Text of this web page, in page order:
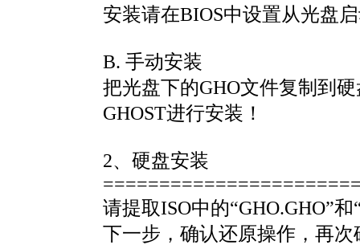
安装请在BIOS中设置从光盘
B. 手动安装
把光盘下的GHO文件复制到
GHOST进行安装！
2、硬盘安装
请提取ISO中的“GHO.GHO”
下一步，确认还原操作，再